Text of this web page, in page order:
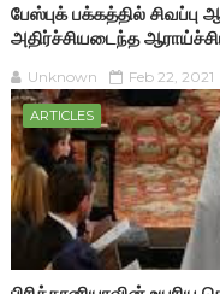
பேஸ்புக் பக்கத்தில்
அதிர்ச்சியடைந்த
Unknown Feb 22, 2021
ARTICLES